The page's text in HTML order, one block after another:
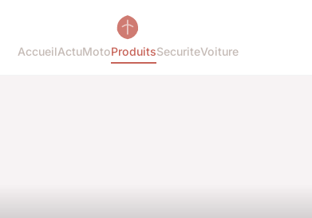
AccueilActuMotoProduitsSecuriteVoiture